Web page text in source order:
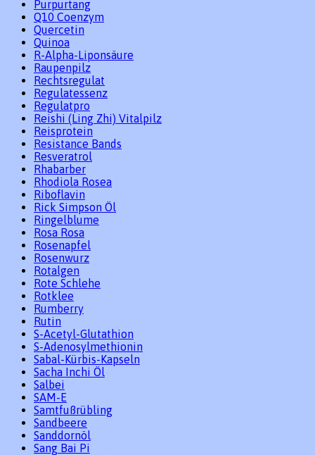
Purpurtang
Q10 Coenzym
Quercetin
Quinoa
R-Alpha-Liponsäure
Raupenpilz
Rechtsregulat
Regulatessenz
Regulatpro
Reishi (Ling Zhi) Vitalpilz
Reisprotein
Resistance Bands
Resveratrol
Rhabarber
Rhodiola Rosea
Riboflavin
Rick Simpson Öl
Ringelblume
Rosa Rosa
Rosenapfel
Rosenwurz
Rotalgen
Rote Schlehe
Rotklee
Rumberry
Rutin
S-Acetyl-Glutathion
S-Adenosylmethionin
Sabal-Kürbis-Kapseln
Sacha Inchi Öl
Salbei
SAM-E
Samtfußrübling
Sandbeere
Sanddornöl
Sang Bai Pi